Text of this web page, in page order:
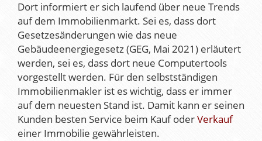
Dort informiert er sich laufend über neue Trends
auf dem Immobilienmarkt. Sei es, dass dort
Gesetzesänderungen wie das neue
Gebäudeenergiegesetz (GEG, Mai 2021) erläutert
werden, sei es, dass dort neue Computertools
vorgestellt werden. Für den selbstständigen
Immobilienmakler ist es wichtig, dass er immer
auf dem neuesten Stand ist. Damit kann er seinen
Kunden besten Service beim Kauf oderVerkauf
einer Immobilie gewährleisten.